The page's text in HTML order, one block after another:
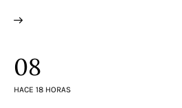
08
HACE 18 HORAS